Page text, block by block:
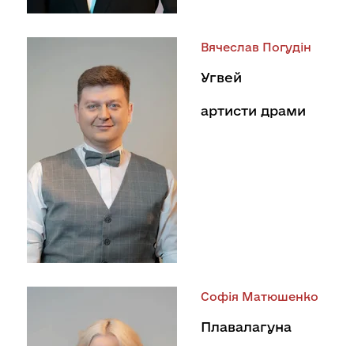
Вячеслав Погудін
Угвей
артисти драми
Софія Матюшенко
Плавалагуна